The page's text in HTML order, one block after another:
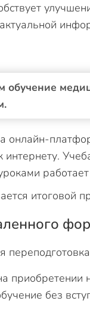
обучение
онлайн-
интернету.
итоговой
приобретении
без